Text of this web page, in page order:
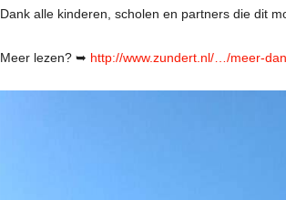
Dank alle kinderen, scholen en partners die dit
Meer lezen? ➥ http://www.zundert.nl/…/meer-